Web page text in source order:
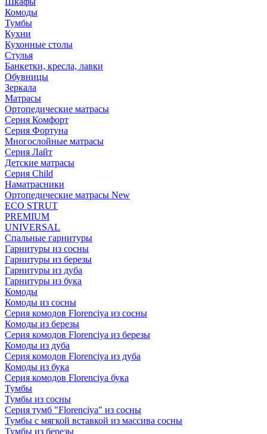
Комоды
Тумбы
Кухни
Кухонные столы
Стулья
Банкетки, кресла, лавки
Обувницы
Зеркала
Матрасы
Ортопедические матрасы
Серия Комфорт
Серия Фортуна
Многослойные матрасы
Серия Лайт
Детские матрасы
Серия Child
Наматрасники
Ортопедические матрасы New
ECO STRUT
PREMIUM
UNIVERSAL
Спальные гарнитуры
Гарнитуры из сосны
Гарнитуры из березы
Гарнитуры из дуба
Гарнитуры из бука
Комоды
Комоды из сосны
Серия комодов Florenciya из сосны
Комоды из березы
Серия комодов Florenciya из березы
Комоды из дуба
Серия комодов Florenciya из дуба
Комоды из бука
Серия комодов Florenciya бука
Тумбы
Тумбы из сосны
Серия тумб "Florenciya" из сосны
Тумбы с мягкой вставкой из массива сосны
Тумбы из березы